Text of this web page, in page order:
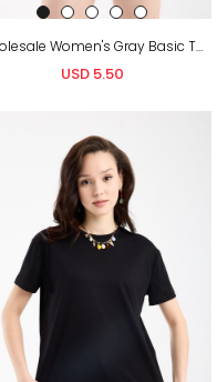
Wholesale Women's Gray Basic T-Shirt
USD 5.50